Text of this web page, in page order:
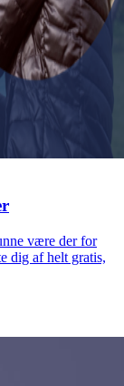
være der for
dig af helt gratis,